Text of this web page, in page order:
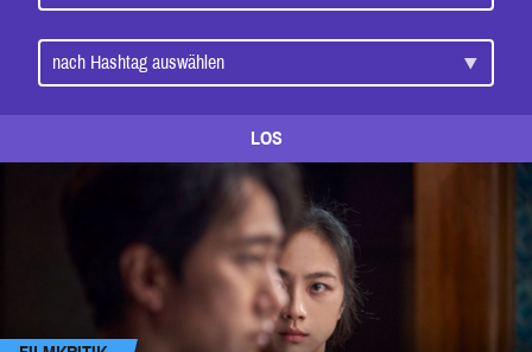
LOS